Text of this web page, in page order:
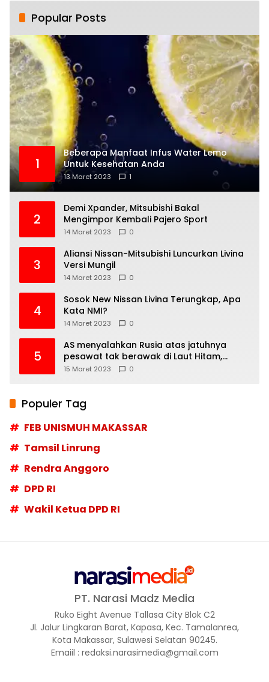
Popular Posts
1
Beberapa Manfaat Infus Water Lemo
Untuk Kesehatan Anda
13 Maret 2023 1
2
Demi Xpander, Mitsubishi Bakal
Mengimpor Kembali Pajero Sport
14 Maret 2023 0
3
Aliansi Nissan-Mitsubishi Luncurkan Livina
Versi Mungil
14 Maret 2023 0
4
Sosok New Nissan Livina Terungkap, Apa
Kata NMI?
14 Maret 2023 0
5
AS menyalahkan Rusia atas jatuhnya
pesawat tak berawak di Laut Hitam,
Moskow menyangkal
15 Maret 2023 0
Populer Tag
FEB UNISMUH MAKASSAR
Tamsil Linrung
Rendra Anggoro
DPD RI
Wakil Ketua DPD RI
PT. Narasi Madz Media
Ruko Eight Avenue Tallasa City Blok C2
Jl. Jalur Lingkaran Barat, Kapasa, Kec. Tamalanrea,
Kota Makassar, Sulawesi Selatan 90245.
Emaiil : redaksi.narasimedia@gmail.com